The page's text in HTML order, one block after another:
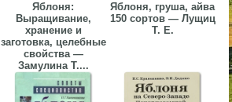
Яблоня:
Выращивание,
хранение и
заготовка, целебные
свойства —
Замулина Т....
Яблоня, груша, айва
150 сортов — Лущиц
Т. Е.